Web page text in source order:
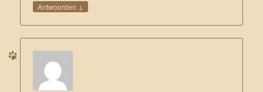
Antwoorden ↓